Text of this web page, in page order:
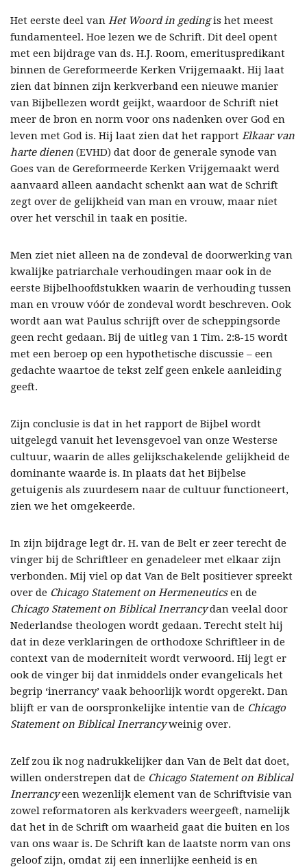
Het eerste deel van Het Woord in gedingis het meest
fundamenteel. Hoe lezen we de Schrift. Dit deel opent
met een bijdrage van ds. H.J. Room, emerituspredikant
binnen de Gereformeerde Kerken Vrijgemaakt. Hij laat
zien dat binnen zijn kerkverband een nieuwe manier
van Bijbellezen wordt geijkt, waardoor de Schrift niet
meer de bron en norm voor ons nadenken over God en
leven met God is. Hij laat zien dat het rapport Elkaar van
harte dienen (EVHD) dat door de generale synode van
Goes van de Gereformeerde Kerken Vrijgemaakt werd
aanvaard alleen aandacht schenkt aan wat de Schrift
zegt over de gelijkheid van man en vrouw, maar niet
over het verschil in taak en positie.
Men ziet niet alleen na de zondeval de doorwerking van
kwalijke patriarchale verhoudingen maar ook in de
eerste Bijbelhoofdstukken waarin de verhouding tussen
man en vrouw vóór de zondeval wordt beschreven. Ook
wordt aan wat Paulus schrijft over de scheppingsorde
geen recht gedaan. Bij de uitleg van 1 Tim. 2:8-15 wordt
met een beroep op een hypothetische discussie – een
gedachte waartoe de tekst zelf geen enkele aanleiding
geeft.
Zijn conclusie is dat in het rapport de Bijbel wordt
uitgelegd vanuit het levensgevoel van onze Westerse
cultuur, waarin de alles gelijkschakelende gelijkheid de
dominante waarde is. In plaats dat het Bijbelse
getuigenis als zuurdesem naar de cultuur functioneert,
zien we het omgekeerde.
In zijn bijdrage legt dr. H. van de Belt er zeer terecht de
vinger bij de Schriftleer en genadeleer met elkaar zijn
verbonden. Mij viel op dat Van de Belt positiever spreekt
over de Chicago Statement on Hermeneuticsen de
Chicago Statement on Biblical Inerrancydan veelal door
Nederlandse theologen wordt gedaan. Terecht stelt hij
dat in deze verklaringen de orthodoxe Schriftleer in de
context van de moderniteit wordt verwoord. Hij legt er
ook de vinger bij dat inmiddels onder evangelicals het
begrip ‘inerrancy’ vaak behoorlijk wordt opgerekt. Dan
blijft er van de oorspronkelijke intentie van de Chicago
Statement on Biblical Inerrancyweinig over.
Zelf zou ik nog nadrukkelijker dan Van de Belt dat doet,
willen onderstrepen dat de Chicago Statement on Biblical
Inerrancyeen wezenlijk element van de Schriftvisie van
zowel reformatoren als kerkvaders weergeeft, namelijk
dat het in de Schrift om waarheid gaat die buiten en los
van ons waar is. De Schrift kan de laatste norm van ons
geloof zijn, omdat zij een innerlijke eenheid is en